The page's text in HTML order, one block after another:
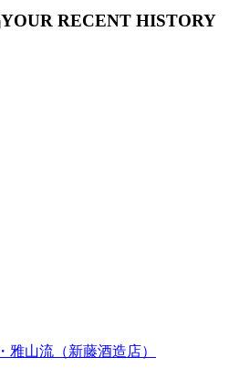
YOUR RECENT HISTORY
雅山流（新藤酒造店）